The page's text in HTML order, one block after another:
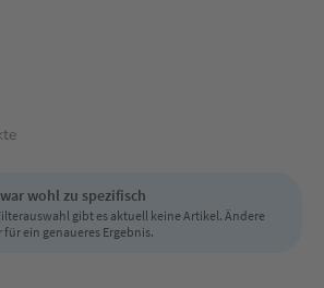
wohl zu spezifisch
gibt es aktuell keine Artikel. Ändere
für ein genaueres Ergebnis.